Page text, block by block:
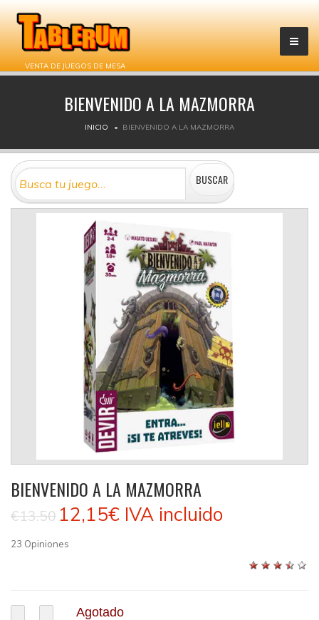
VENTA DE JUEGOS DE MESA
BIENVENIDO A LA MAZMORRA
INICIO BIENVENIDO A LA MAZMORRA
BIENVENIDO A LA MAZMORRA
€13.50 12,15€ IVA incluido
23 Opiniones
Agotado